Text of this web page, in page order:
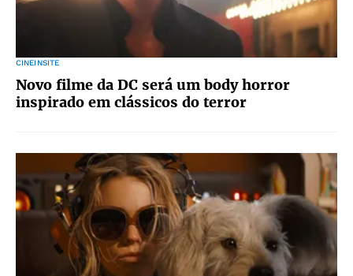
CINEINSITE
Novo filme da DC será um body horror
inspirado em clássicos do terror